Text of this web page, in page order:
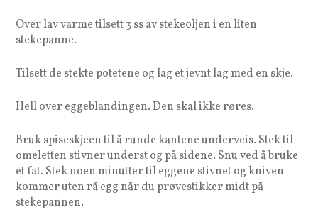
Over lav varme tilsett 3 ss av stekeoljen i en liten
stekepanne.
Tilsett de stekte potetene og lag et jevnt lag med en skje.
Hell over eggeblandingen. Den skal ikke røres.
Bruk spiseskjeen til å runde kantene underveis. Stek til
omeletten stivner underst og på sidene. Snu ved å bruke
et fat. Stek noen minutter til eggene stivnet og kniven
kommer uten rå egg når du prøvestikker midt på
stekepannen.